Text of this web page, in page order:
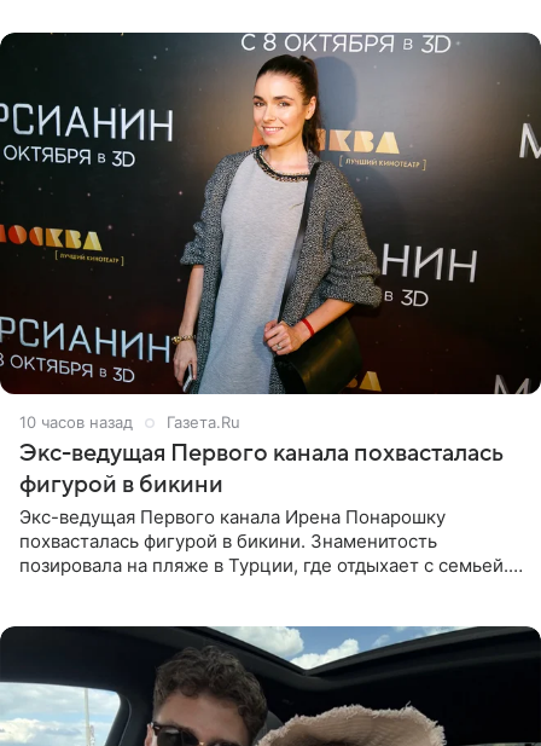
10 часов назад Газета.Ru
Экс-ведущая Первого канала похвасталась
фигурой в бикини
Экс-ведущая Первого канала Ирена Понарошку
похвасталась фигурой в бикини. Знаменитость
позировала на пляже в Турции, где отдыхает с семьей.